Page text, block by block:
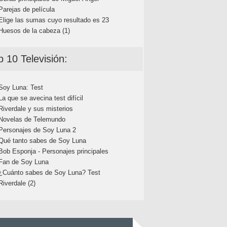
de película
las sumas cuyo resultado es 23
de la cabeza (1)
10 Televisión:
Luna: Test
que se avecina test difícil
y sus misterios
de Telemundo
de Soy Luna 2
tanto sabes de Soy Luna
Esponja - Personajes principales
de Soy Luna
sabes de Soy Luna? Test
(2)